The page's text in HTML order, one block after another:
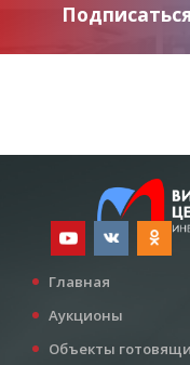
Главная
Аукционы
Объекты